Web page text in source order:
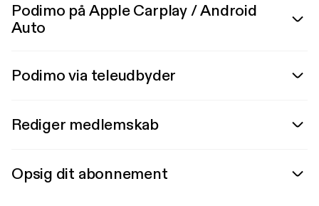
Podimo på Apple Carplay / Android
Auto
Podimo via teleudbyder
Rediger medlemskab
Opsig dit abonnement